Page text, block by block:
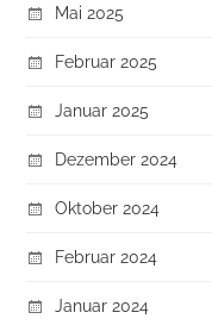
Mai 2025
Februar 2025
Januar 2025
Dezember 2024
Oktober 2024
Februar 2024
Januar 2024